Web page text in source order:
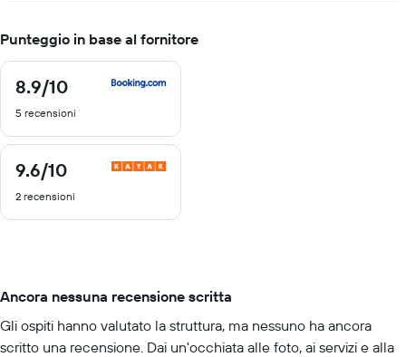
Punteggio in base al fornitore
8.9/10
8.9
10
5 recensioni
9.6/10
9.6
10
2 recensioni
Ancora nessuna recensione scritta
Gli ospiti hanno valutato la struttura, ma nessuno ha ancora
scritto una recensione. Dai un'occhiata alle foto, ai servizi e alla